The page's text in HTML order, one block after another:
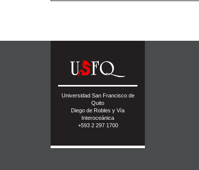
Universidad San Francisco de
Quito
Diego de Robles y Vía
Interoceánica
+593 2 297 1700